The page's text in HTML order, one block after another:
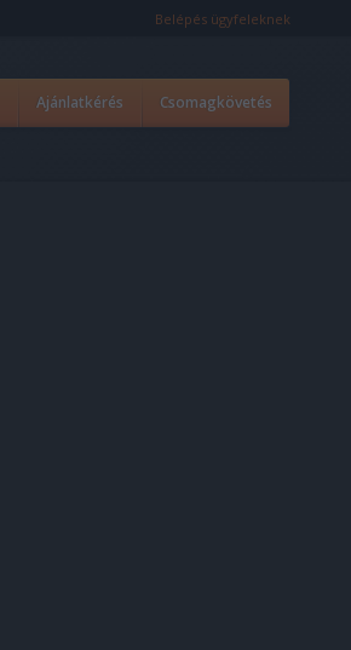
Belépés ügyfeleknek
Ajánlatkérés Csomagkövetés